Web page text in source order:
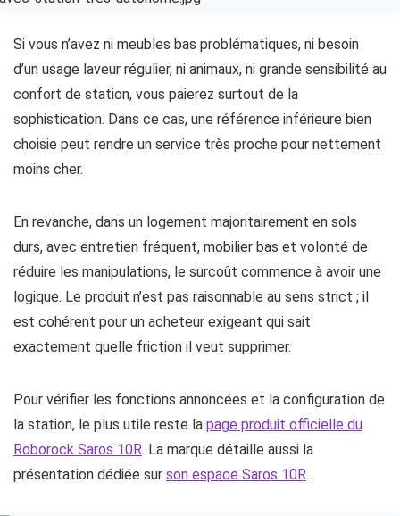
Si vous n’avez ni meubles bas problématiques, ni besoin
d’un usage laveur régulier, ni animaux, ni grande sensibilité au
confort de station, vous paierez surtout de la
sophistication. Dans ce cas, une référence inférieure bien
choisie peut rendre un service très proche pour nettement
moins cher.
En revanche, dans un logement majoritairement en sols
durs, avec entretien fréquent, mobilier bas et volonté de
réduire les manipulations, le surcoût commence à avoir une
logique. Le produit n’est pas raisonnable au sens strict ; il
est cohérent pour un acheteur exigeant qui sait
exactement quelle friction il veut supprimer.
Pour vérifier les fonctions annoncées et la configuration de
la station, le plus utile reste la page produit officielle du
Roborock Saros 10R. La marque détaille aussi la
présentation dédiée sur son espace Saros 10R.